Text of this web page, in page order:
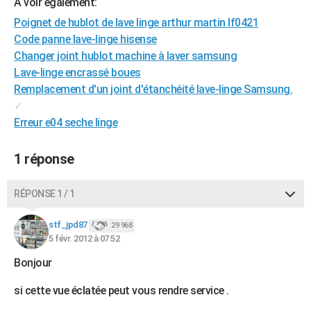
Alimentation
Guide de la santé
Maladies
Médicaments
Sommeil
VOYAGE
Destinations
City break
Voyage nature
Voyage de noces
Forum
PHOTO
GUIDES D'ACHAT
BONS PLANS
CARTE DE VOEUX
S'inscrire
Se connecter
Lycées
Collèges
Primaires
Universités
Entreprises
Service militaire
Avis de recherche
AVIS DE DÉCÈS
FORUM
Bricolage
Lifestyle
Culture
SportAuto
Television
Voyage
Cinema
Poignet de hublot de lave linge arthur martin lf0421
Code panne lave-linge hisense
Changer joint hublot machine à laver samsung
Lave-linge encrassé boues
Remplacement d'un joint d'étanchéité lave-linge Samsung.
✓
Erreur e04 seche linge
1 réponse
RÉPONSE 1 / 1
stf_jpd87 29 968
5 févr. 2012 à 07:52
Bonjour
si cette vue éclatée peut vous rendre service .